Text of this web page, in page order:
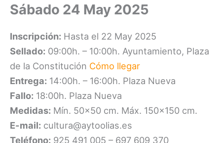
Sábado 24 May 2025
Inscripción: Hasta el 22 May 2025
Sellado: 09:00h. – 10:00h. Ayuntamiento, Plaza
de la Constitución Cómo llegar
Entrega: 14:00h. – 16:00h. Plaza Nueva
Fallo: 18:00h. Plaza Nueva
Medidas: Mín. 50×50 cm. Máx. 150×150 cm.
E-mail: cultura@aytoolias.es
Teléfono: 925 491 005 – 697 609 370